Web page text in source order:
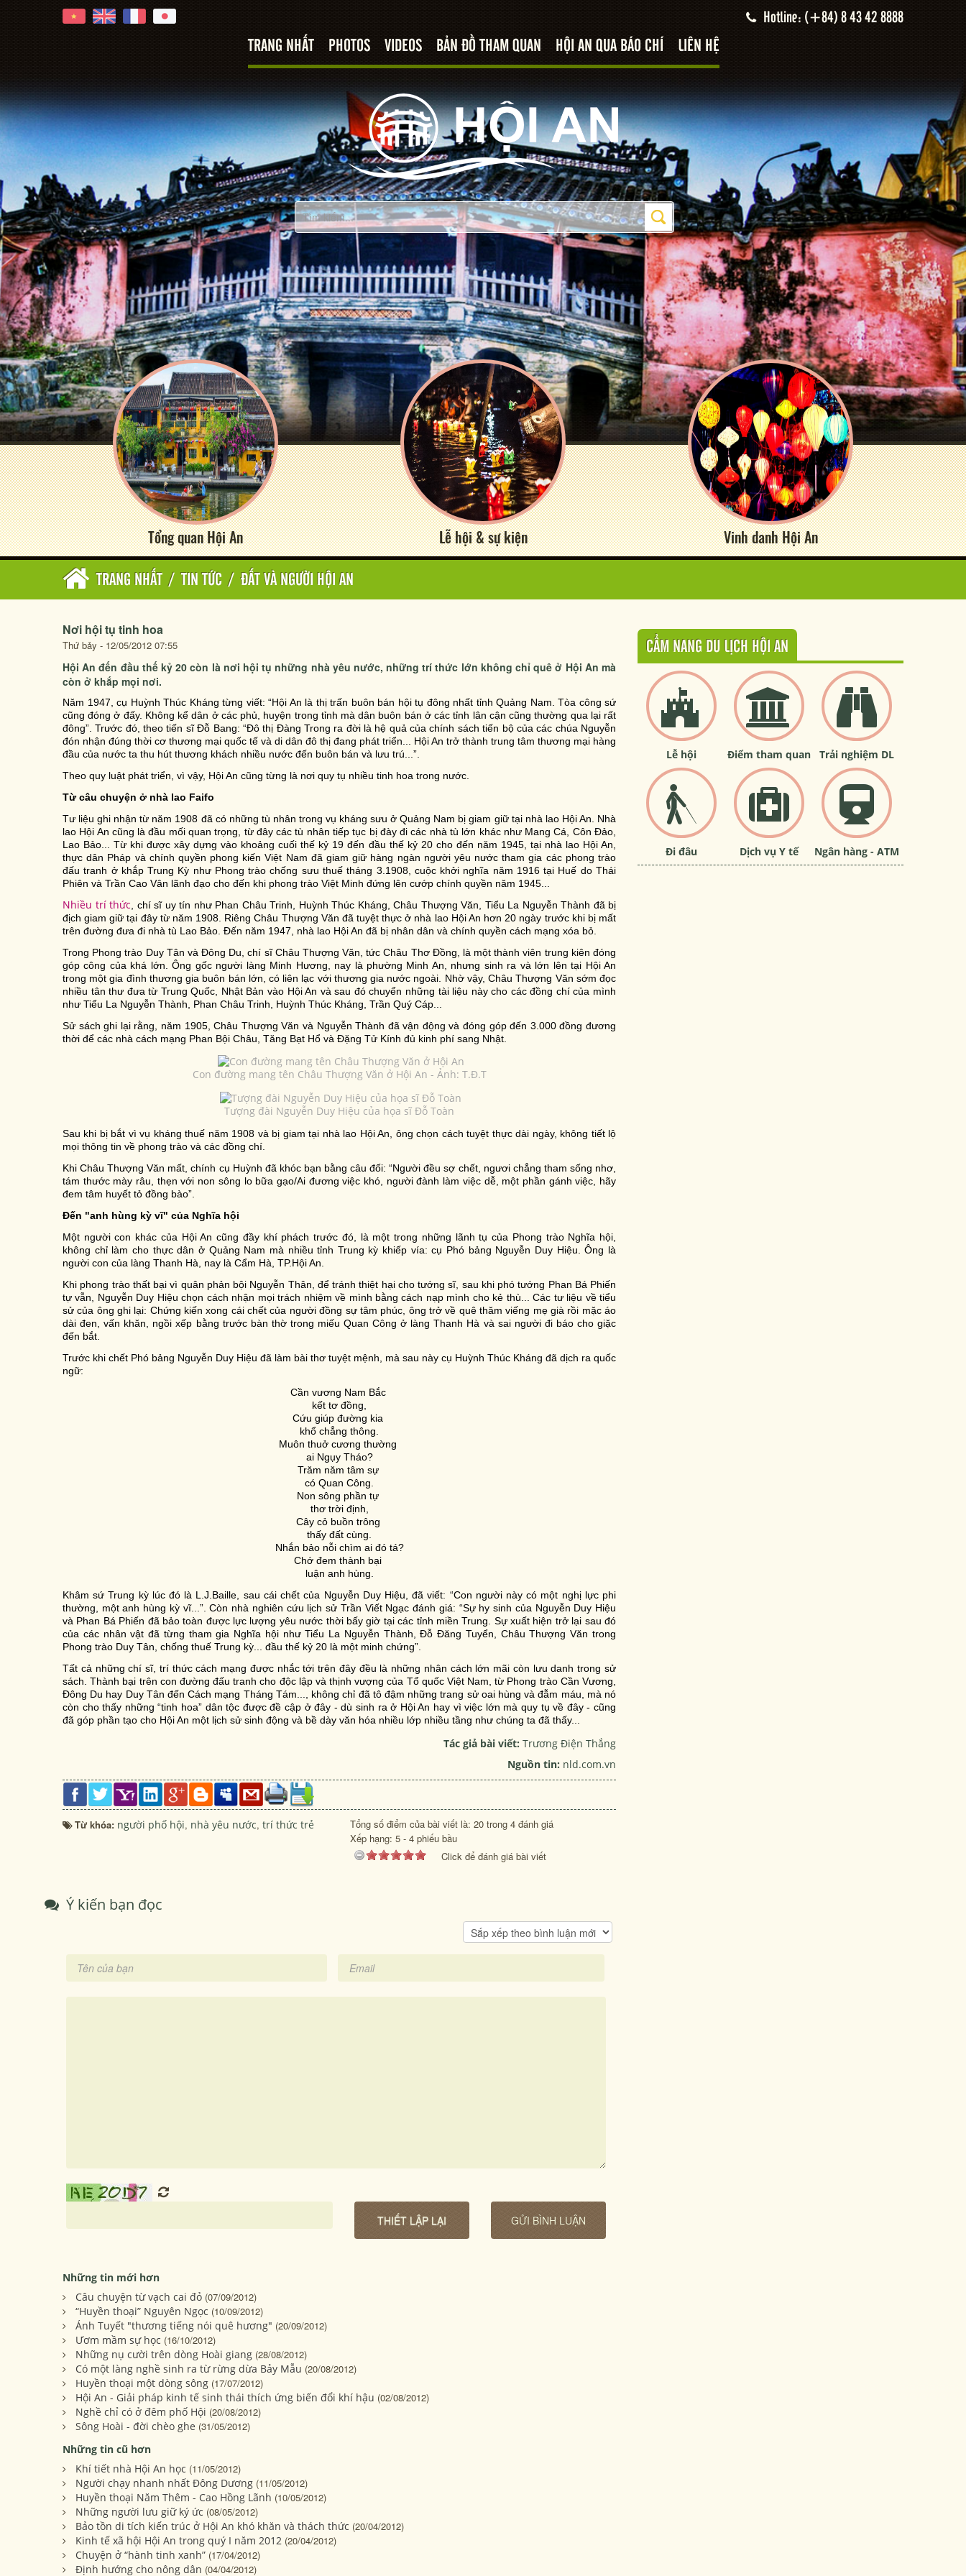
Hotline: (+84) 8 43 42 8888
TRANG NHẤT PHOTOS VIDEOS BẢN ĐỒ THAM QUAN HỘI AN QUA BÁO CHÍ LIÊN HỆ
Tổng quan Hội An Lễ hội & sự kiện Vinh danh Hội An
TRANG NHẤT / TIN TỨC / ĐẤT VÀ NGƯỜI HỘI AN
Nơi hội tụ tinh hoa
Thứ bảy - 12/05/2012 07:55
Hội An đến đầu thế kỷ 20 còn là nơi hội tụ những nhà yêu nước, những trí thức lớn không chỉ quê ở Hội An mà
còn ở khắp mọi nơi.
Năm 1947, cụ Huỳnh Thúc Kháng từng viết: “Hội An là thị trấn buôn bán hội tụ đông nhất tỉnh Quảng Nam. Tòa công sứ
cũng đóng ở đấy. Không kể dân ở các phủ, huyện trong tỉnh mà dân buôn bán ở các tỉnh lân cận cũng thường qua lại rất
đông”. Trước đó, theo tiến sĩ Đỗ Bang: “Đô thị Đàng Trong ra đời là hệ quả của chính sách tiến bộ của các chúa Nguyễn
đón nhận đúng thời cơ thương mại quốc tế và di dân đô thị đang phát triển... Hội An trở thành trung tâm thương mại hàng
đầu của nước ta thu hút thương khách nhiều nước đến buôn bán và lưu trú...”.
Theo quy luật phát triển, vì vậy, Hội An cũng từng là nơi quy tụ nhiều tinh hoa trong nước.
Từ câu chuyện ở nhà lao Faifo
Tư liệu ghi nhận từ năm 1908 đã có những tù nhân trong vụ kháng sưu ở Quảng Nam bị giam giữ tại nhà lao Hội An. Nhà
lao Hội An cũng là đầu mối quan trọng, từ đây các tù nhân tiếp tục bị đày đi các nhà tù lớn khác như Mang Cá, Côn Đảo,
Lao Bảo... Từ khi được xây dựng vào khoảng cuối thế kỷ 19 đến đầu thế kỷ 20 cho đến năm 1945, tại nhà lao Hội An,
thực dân Pháp và chính quyền phong kiến Việt Nam đã giam giữ hàng ngàn người yêu nước tham gia các phong trào
đấu tranh ở khắp Trung Kỳ như Phong trào chống sưu thuế tháng 3.1908, cuộc khởi nghĩa năm 1916 tại Huế do Thái
Phiên và Trần Cao Vân lãnh đạo cho đến khi phong trào Việt Minh đứng lên cướp chính quyền năm 1945...
Nhiều trí thức , chí sĩ uy tín như Phan Châu Trinh, Huỳnh Thúc Kháng, Châu Thượng Văn, Tiểu La Nguyễn Thành đã bị
địch giam giữ tại đây từ năm 1908. Riêng Châu Thượng Văn đã tuyệt thực ở nhà lao Hội An hơn 20 ngày trước khi bị mất
trên đường đưa đi nhà tù Lao Bảo. Đến năm 1947, nhà lao Hội An đã bị nhân dân và chính quyền cách mạng xóa bỏ.
Trong Phong trào Duy Tân và Đông Du, chí sĩ Châu Thượng Văn, tức Châu Thơ Đồng, là một thành viên trung kiên đóng
góp công của khá lớn. Ông gốc người làng Minh Hương, nay là phường Minh An, nhưng sinh ra và lớn lên tại Hội An
trong một gia đình thương gia buôn bán lớn, có liên lạc với thương gia nước ngoài. Nhờ vậy, Châu Thượng Văn sớm đọc
nhiều tân thư đưa từ Trung Quốc, Nhật Bản vào Hội An và sau đó chuyển những tài liệu này cho các đồng chí của mình
như Tiểu La Nguyễn Thành, Phan Châu Trinh, Huỳnh Thúc Kháng, Trần Quý Cáp...
Sử sách ghi lại rằng, năm 1905, Châu Thượng Văn và Nguyễn Thành đã vận động và đóng góp đến 3.000 đồng đương
thời để các nhà cách mạng Phan Bội Châu, Tăng Bạt Hổ và Đặng Tử Kính đủ kinh phí sang Nhật.
Con đường mang tên Châu Thượng Văn ở Hội An - Ảnh: T.Đ.T
Tượng đài Nguyễn Duy Hiệu của họa sĩ Đỗ Toàn
Sau khi bị bắt vì vụ kháng thuế năm 1908 và bị giam tại nhà lao Hội An, ông chọn cách tuyệt thực dài ngày, không tiết lộ
mọi thông tin về phong trào và các đồng chí.
Khi Châu Thượng Văn mất, chính cụ Huỳnh đã khóc bạn bằng câu đối: “Người đều sợ chết, ngươi chẳng tham sống nhơ,
tám thước mày râu, thẹn với non sông lo bữa gạo/Ai đương việc khó, người đành làm việc dễ, một phần gánh việc, hãy
đem tâm huyết tỏ đồng bào”.
Đến "anh hùng kỳ vĩ" của Nghĩa hội
Một người con khác của Hội An cũng đầy khí phách trước đó, là một trong những lãnh tụ của Phong trào Nghĩa hội,
không chỉ làm cho thực dân ở Quảng Nam mà nhiều tỉnh Trung kỳ khiếp vía: cụ Phó bảng Nguyễn Duy Hiệu. Ông là
người con của làng Thanh Hà, nay là Cẩm Hà, TP.Hội An.
Khi phong trào thất bại vì quân phản bội Nguyễn Thân, để tránh thiệt hại cho tướng sĩ, sau khi phó tướng Phan Bá Phiến
tự vẫn, Nguyễn Duy Hiệu chọn cách nhận mọi trách nhiệm về mình bằng cách nạp mình cho kẻ thù... Các tư liệu về tiểu
sử của ông ghi lại: Chứng kiến xong cái chết của người đồng sự tâm phúc, ông trở về quê thăm viếng mẹ già rồi mặc áo
dài đen, vấn khăn, ngồi xếp bằng trước bàn thờ trong miếu Quan Công ở làng Thanh Hà và sai người đi báo cho giặc
đến bắt.
Trước khi chết Phó bảng Nguyễn Duy Hiệu đã làm bài thơ tuyệt mệnh, mà sau này cụ Huỳnh Thúc Kháng đã dịch ra quốc
ngữ:
Cần vương Nam Bắc
kết tơ đồng,
Cứu giúp đường kia
khổ chẳng thông.
Muôn thuở cương thường
ai Ngụy Tháo?
Trăm năm tâm sự
có Quan Công.
Non sông phần tự
thơ trời định,
Cây cỏ buồn trông
thấy đất cùng.
Nhắn bảo nỗi chìm ai đó tá?
Chớ đem thành bại
luận anh hùng.
Khâm sứ Trung kỳ lúc đó là L.J.Baille, sau cái chết của Nguyễn Duy Hiệu, đã viết: “Con người này có một nghị lực phi
thường, một anh hùng kỳ vĩ...”. Còn nhà nghiên cứu lịch sử Trần Viết Ngạc đánh giá: “Sự hy sinh của Nguyễn Duy Hiệu
và Phan Bá Phiến đã bảo toàn được lực lượng yêu nước thời bấy giờ tại các tỉnh miền Trung. Sự xuất hiện trở lại sau đó
của các nhân vật đã từng tham gia Nghĩa hội như Tiểu La Nguyễn Thành, Đỗ Đăng Tuyển, Châu Thượng Văn trong
Phong trào Duy Tân, chống thuế Trung kỳ... đầu thế kỷ 20 là một minh chứng”.
Tất cả những chí sĩ, trí thức cách mạng được nhắc tới trên đây đều là những nhân cách lớn mãi còn lưu danh trong sử
sách. Thành bại trên con đường đấu tranh cho độc lập và thịnh vượng của Tổ quốc Việt Nam, từ Phong trào Cần Vương,
Đông Du hay Duy Tân đến Cách mạng Tháng Tám..., không chỉ đã tô đậm những trang sử oai hùng và đẫm máu, mà nó
còn cho thấy những “tinh hoa” dân tộc được đề cập ở đây - dù sinh ra ở Hội An hay vì việc lớn mà quy tụ về đây - cũng
đã góp phần tạo cho Hội An một lịch sử sinh động và bề dày văn hóa nhiều lớp nhiều tầng như chúng ta đã thấy...
Tác giả bài viết: Trương Điện Thắng
Nguồn tin: nld.com.vn
Từ khóa: người phố hội, nhà yêu nước, trí thức trẻ
Tổng số điểm của bài viết là: 20 trong 4 đánh giá
Xếp hạng: 5 - 4 phiếu bầu
Click để đánh giá bài viết
Ý kiến bạn đọc
Những tin mới hơn
Câu chuyện từ vạch cai đỏ (07/09/2012)
“Huyền thoại” Nguyên Ngọc (10/09/2012)
Ánh Tuyết "thương tiếng nói quê hương" (20/09/2012)
Ươm mầm sự học (16/10/2012)
Những nụ cười trên dòng Hoài giang (28/08/2012)
Có một làng nghề sinh ra từ rừng dừa Bảy Mẫu (20/08/2012)
Huyền thoại một dòng sông (17/07/2012)
Hội An - Giải pháp kinh tế sinh thái thích ứng biến đổi khí hậu (02/08/2012)
Nghề chỉ có ở đêm phố Hội (20/08/2012)
Sông Hoài - đời chèo ghe (31/05/2012)
Những tin cũ hơn
Khí tiết nhà Hội An học (11/05/2012)
Người chạy nhanh nhất Đông Dương (11/05/2012)
Huyền thoại Năm Thêm - Cao Hồng Lãnh (10/05/2012)
Những người lưu giữ ký ức (08/05/2012)
Bảo tồn di tích kiến trúc ở Hội An khó khăn và thách thức (20/04/2012)
Kinh tế xã hội Hội An trong quý I năm 2012 (20/04/2012)
Chuyện ở “hành tinh xanh” (17/04/2012)
Định hướng cho nông dân (04/04/2012)
CẨM NANG DU LỊCH HỘI AN
Lễ hội Điểm tham quan Trải nghiệm DL
Đi đâu Dịch vụ Y tế Ngân hàng - ATM